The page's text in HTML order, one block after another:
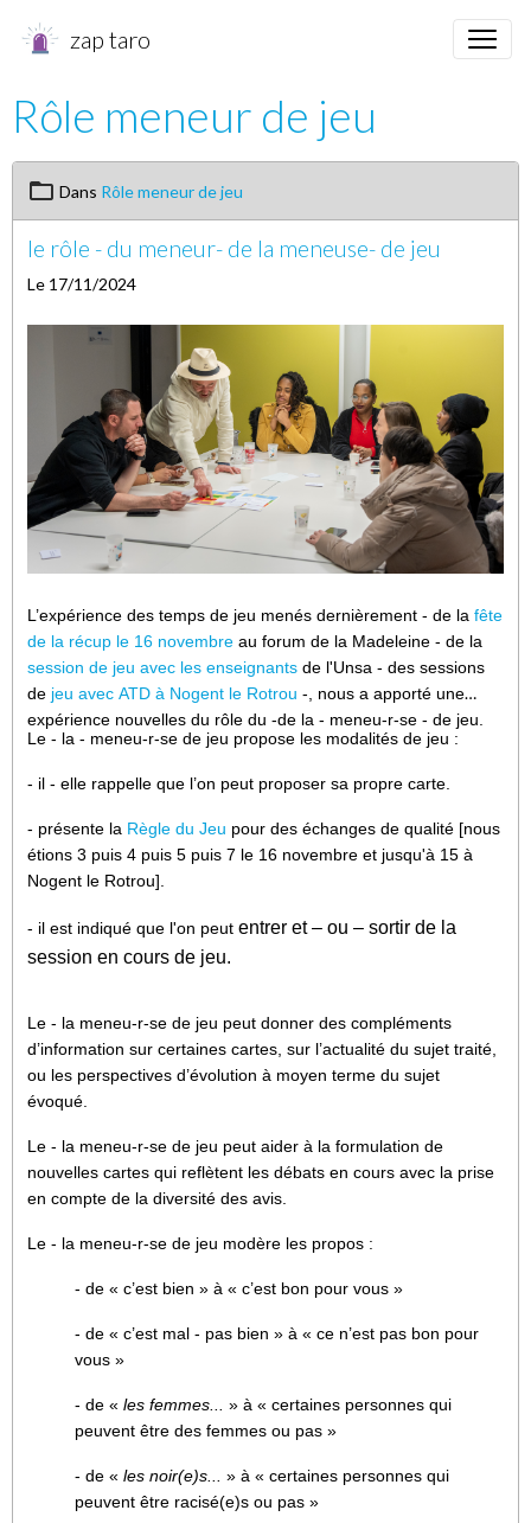
zap taro
Rôle meneur de jeu
Dans Rôle meneur de jeu
le rôle - du meneur- de la meneuse- de jeu
Le 17/11/2024
L’expérience des temps de jeu menés dernièrement - de la fête
de la récup le 16 novembre au forum de la Madeleine - de la
session de jeu avec les enseignants de l'Unsa - des sessions
de jeu avec ATD à Nogent le Rotrou -, nous a apporté une
expérience nouvelles du rôle du -de la - meneu-r-se - de jeu.
Le - la - meneu-r-se de jeu propose les modalités de jeu :
- il - elle rappelle que l’on peut proposer sa propre carte.
- présente la Règle du Jeu pour des échanges de qualité [nous
étions 3 puis 4 puis 5 puis 7 le 16 novembre et jusqu'à 15 à
Nogent le Rotrou].
- il est indiqué que l'on peut entrer et – ou – sortir de la
session en cours de jeu.
Le - la meneu-r-se de jeu peut donner des compléments
d’information sur certaines cartes, sur l’actualité du sujet traité,
ou les perspectives d’évolution à moyen terme du sujet
évoqué.
Le - la meneu-r-se de jeu peut aider à la formulation de
nouvelles cartes qui reflètent les débats en cours avec la prise
en compte de la diversité des avis.
Le - la meneu-r-se de jeu modère les propos :
- de « c’est bien » à « c’est bon pour vous »
- de « c’est mal - pas bien » à « ce n’est pas bon pour
vous »
- de « les femmes...
» à « certaines personnes qui
peuvent être des femmes ou pas »
- de « les noir(e)s...
» à « certaines personnes qui
peuvent être racisé(e)s ou pas »